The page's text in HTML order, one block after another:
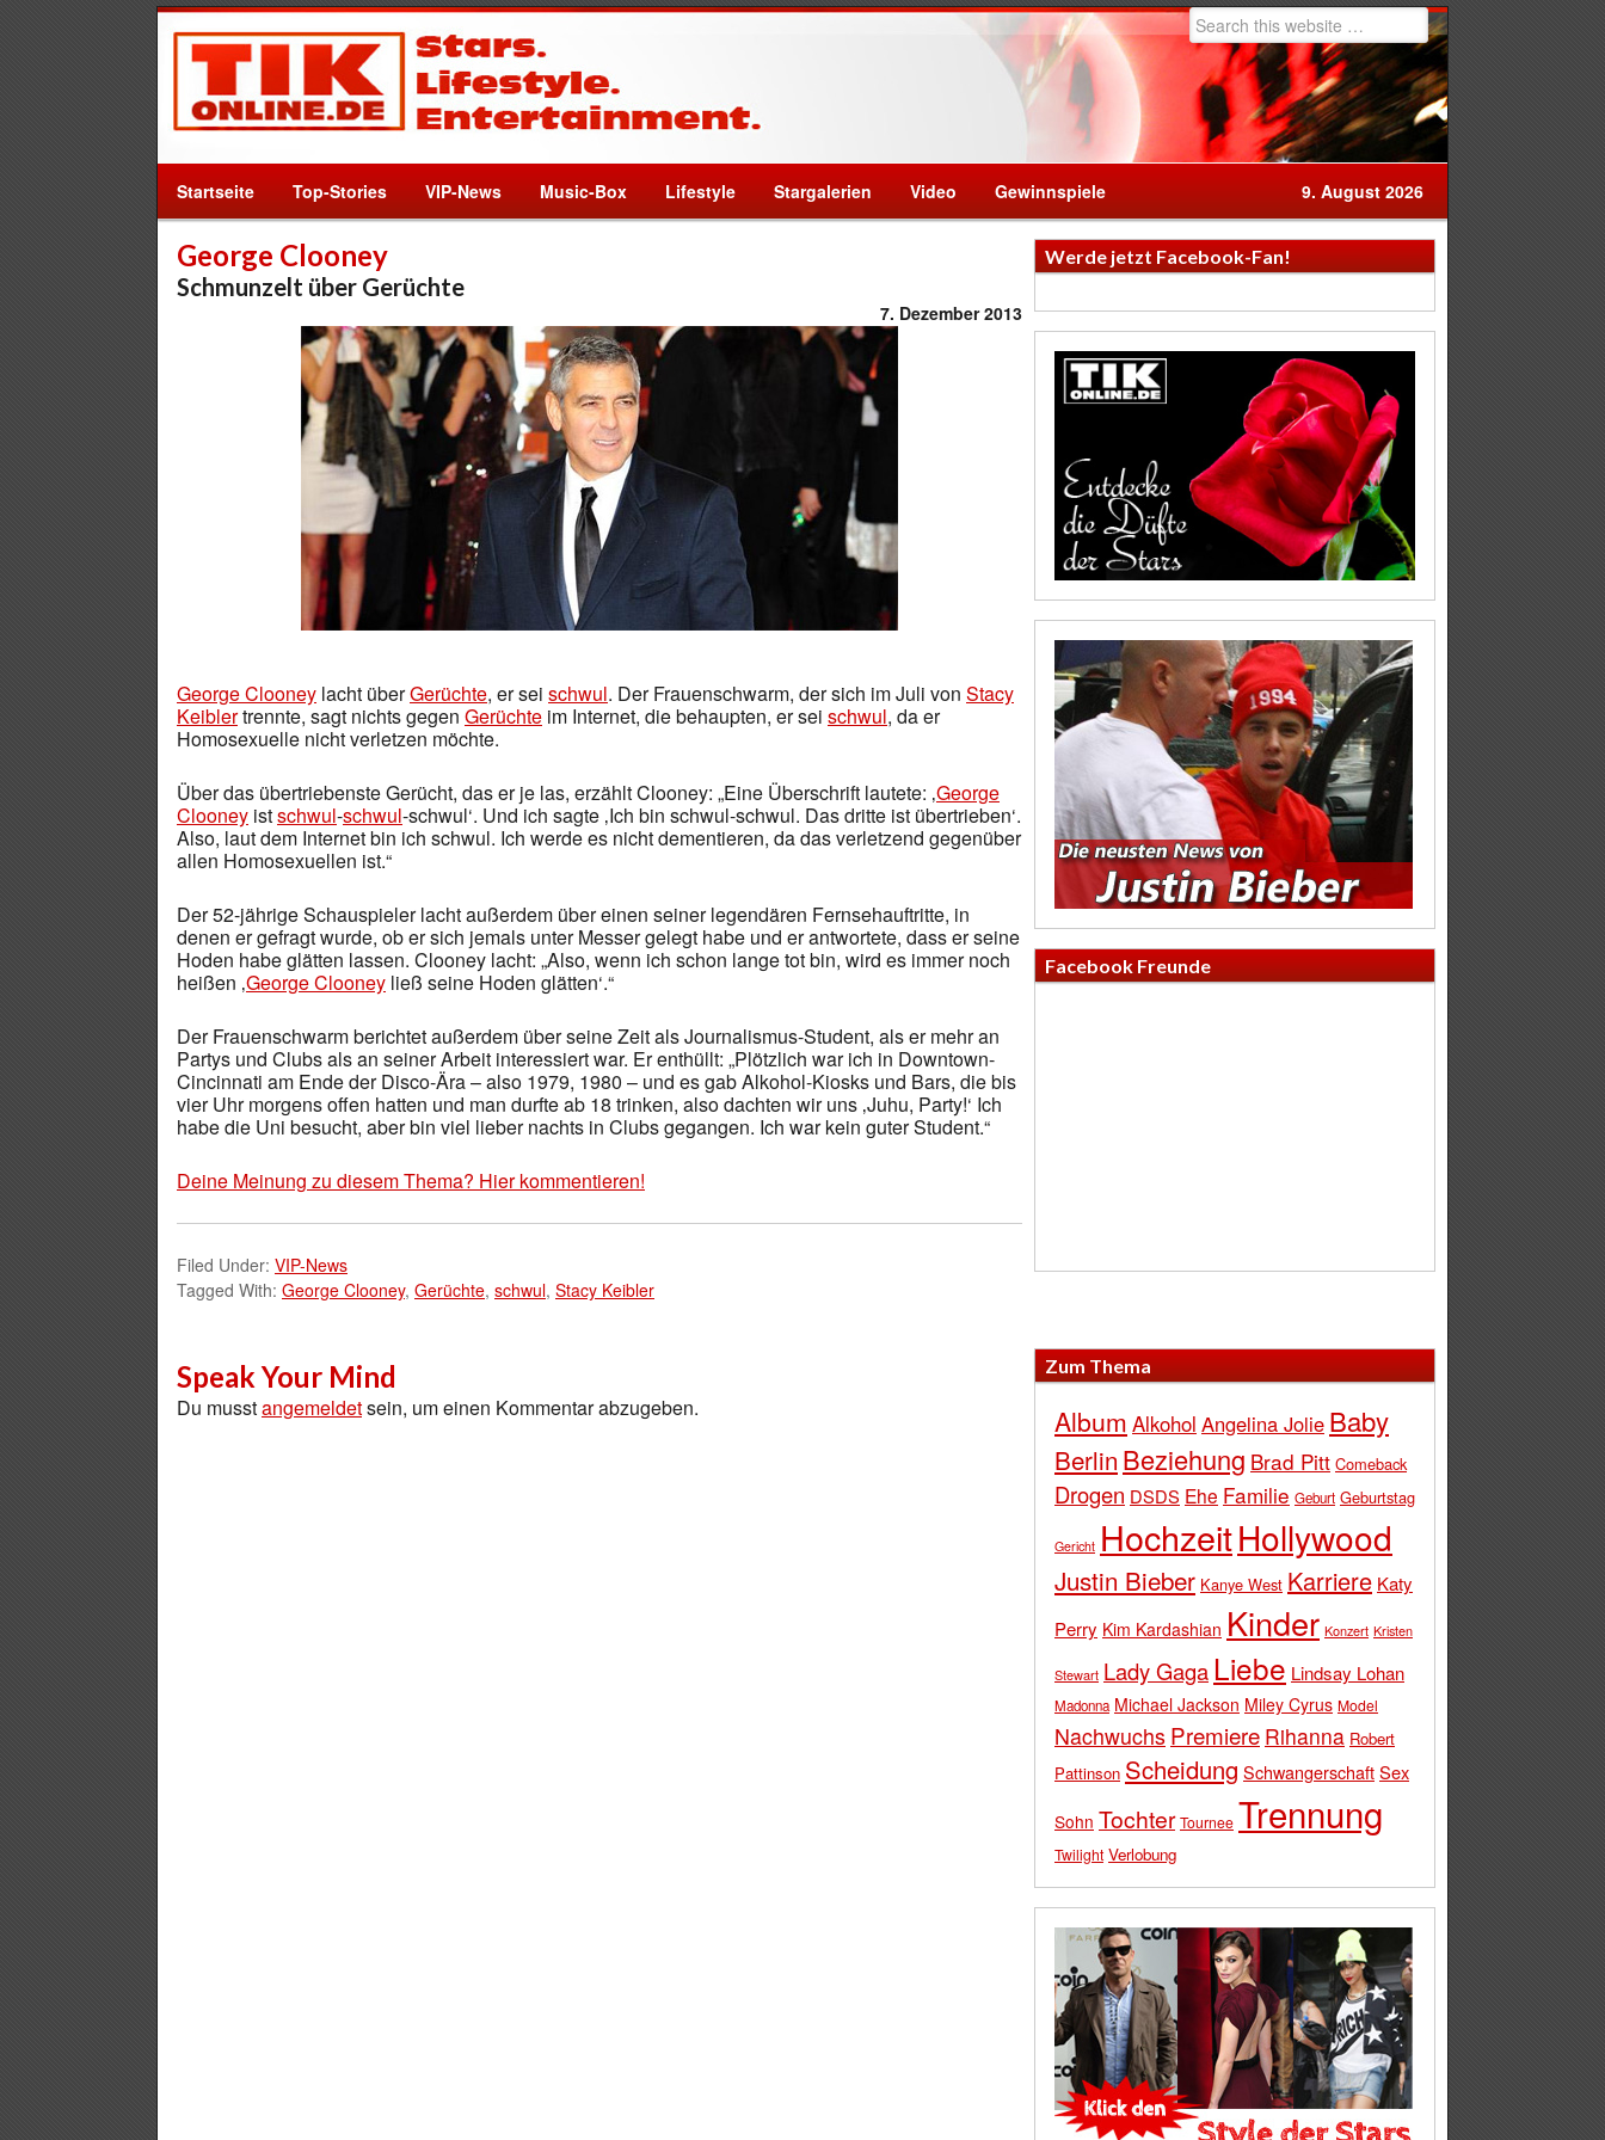
Startseite Top-Stories VIP-News Music-Box Lifestyle Stargalerien Video Gewinnspiele 9. August 2026
George Clooney
Schmunzelt über Gerüchte
7. Dezember 2013
George Clooney lacht überGerüchte, er sei schwul. Der Frauenschwarm, der sich im Juli von Stacy
Keiblertrennte, sagt nichts gegen Gerüchte im Internet, die behaupten, er sei schwul, da er
Homosexuelle nicht verletzen möchte.
Über das übertriebenste Gerücht, das er je las, erzählt Clooney: „Eine Überschrift lautete: ‚George
Clooney istschwul-schwul-schwul‘. Und ich sagte ‚Ich bin schwul-schwul. Das dritte ist übertrieben‘.
Also, laut dem Internet bin ich schwul. Ich werde es nicht dementieren, da das verletzend gegenüber
allen Homosexuellen ist.“
Der 52-jährige Schauspieler lacht außerdem über einen seiner legendären Fernsehauftritte, in
denen er gefragt wurde, ob er sich jemals unter Messer gelegt habe und er antwortete, dass er seine
Hoden habe glätten lassen. Clooney lacht: „Also, wenn ich schon lange tot bin, wird es immer noch
heißen ‚George Clooney ließ seine Hoden glätten‘.“
Der Frauenschwarm berichtet außerdem über seine Zeit als Journalismus-Student, als er mehr an
Partys und Clubs als an seiner Arbeit interessiert war. Er enthüllt: „Plötzlich war ich in Downtown-
Cincinnati am Ende der Disco-Ära – also 1979, 1980 – und es gab Alkohol-Kiosks und Bars, die bis
vier Uhr morgens offen hatten und man durfte ab 18 trinken, also dachten wir uns ‚Juhu, Party!‘ Ich
habe die Uni besucht, aber bin viel lieber nachts in Clubs gegangen. Ich war kein guter Student.“
Deine Meinung zu diesem Thema? Hier kommentieren!
Filed Under: VIP-News
Tagged With: George Clooney, Gerüchte, schwul, Stacy Keibler
Speak Your Mind
Du musstangemeldetsein, um einen Kommentar abzugeben.
Werde jetzt Facebook-Fan!
Facebook Freunde
Zum Thema
Album Alkohol Angelina Jolie Baby
Berlin Beziehung Brad Pitt Comeback
Drogen DSDS Ehe Familie Geburt Geburtstag
Gericht HochzeitHollywood
Justin Bieber Kanye West Karriere Katy
Perry Kim Kardashian Kinder Konzert Kristen
Stewart Lady Gaga Liebe Lindsay Lohan
Madonna Michael Jackson Miley Cyrus Model
Nachwuchs Premiere Rihanna Robert
Pattinson Scheidung SchwangerschaftSex
Sohn Tochter Tournee Trennung
Twilight Verlobung